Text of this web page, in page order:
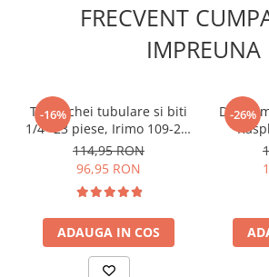
Lanterne de Cap
Proiectoare LED
Aeroterme
Roboti de Pornire Auto
Greutate totala:0.105 kg
Ce contine cutia?
FRECVENT
IMPREUNA
-16%
Trusa chei tubulare si biti
1/4" 23 piese, Irimo 109-23-
4
114,95 RON
96,95 RON
ADAUGA IN COS
-26%
Driver